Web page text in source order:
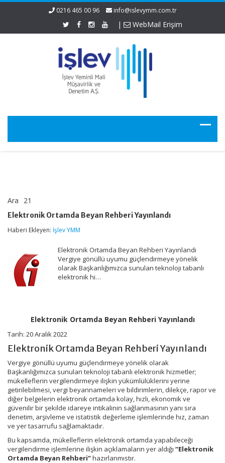
0216 465 00 96 info@islevymm.com.tr
| WebMail Erişim
Ara 21
Beyan
Rehberi
Yayınlandı
Elektronik Ortamda Beyan Rehberi Yayınlandı
Haberi Ekleyen: İşlev YMM
Elektronik Ortamda Beyan Rehberi Yayınlandı
Vergiye gönüllü uyumu güçlendirmeye yönelik
olarak Başkanlığımızca sunulan teknoloji tabanlı
elektronik hi…
Elektronik Ortamda Beyan Rehberi Yayınlandı
Tarih: 20 Aralık 2022
Elektronik Ortamda Beyan Rehberi Yayınlandı
Vergiye gönüllü uyumu güçlendirmeye yönelik olarak
Başkanlığımızca sunulan teknoloji tabanlı elektronik hizmetler;
mükelleflerin vergilendirmeye ilişkin yükümlülüklerini yerine
getirilebilmesi, vergi beyannameleri ve bildirimlerin, dilekçe, rapor ve
diğer belgelerin elektronik ortamda kolay, hızlı, ekonomik ve
güvenilir bir şekilde idareye intikalinin sağlanmasının yanı sıra
denetim, arşivleme ve istatistik değerleme işlemlerinde hız, zaman
ve yer tasarrufu sağlamaktadır.
Bu kapsamda, mükelleflerin elektronik ortamda yapabileceği
vergilendirme işlemlerine ilişkin açıklamaların yer aldığı “Elektronik
Ortamda Beyan Rehberi”hazırlanmıstır.